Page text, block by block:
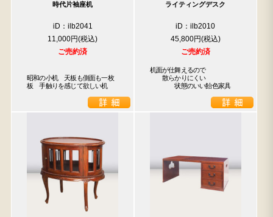
時代片袖座机
iD：ilb2041
11,000円
ご売約済
昭和の小机　天板も側面も一枚
板　手触りを感じて欲しい机
ライティングデスク
iD：ilb2010
45,800円
ご売約済
机面が仕舞えるので
散らかりにくい
状態のいい飴色家具